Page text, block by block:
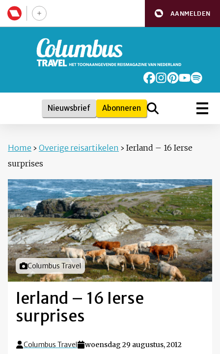
AANMELDEN
Nieuwsbrief Abonneren
Home › Overige reisartikelen › Ierland – 16 Ierse
surprises
Foto door
Columbus Travel
Ierland – 16 Ierse
surprises
Columbus Travel
woensdag 29 augustus, 2012